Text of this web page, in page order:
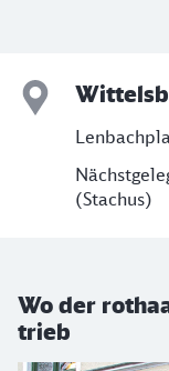
(Stachus)
Wo der
trieb